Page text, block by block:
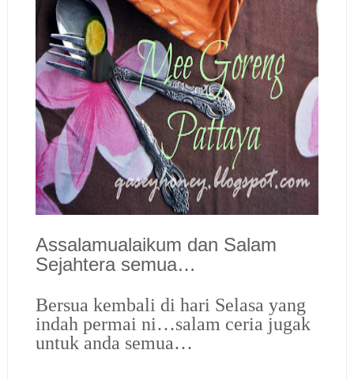
Assalamualaikum dan Salam
Sejahtera semua…
Bersua kembali di hari Selasa yang
indah permai ni…salam ceria jugak
untuk anda semua…